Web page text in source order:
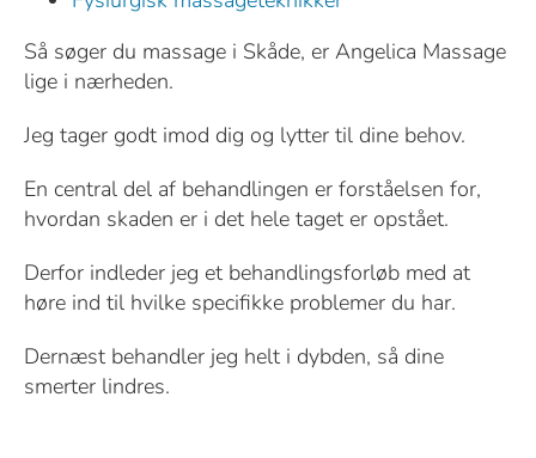
Så søger du massage i Skåde, er Angelica Massage
lige i nærheden.
Jeg tager godt imod dig og lytter til dine behov.
En central del af behandlingen er forståelsen for,
hvordan skaden er i det hele taget er opstået.
Derfor indleder jeg et behandlingsforløb med at
høre ind til hvilke specifikke problemer du har.
Dernæst behandler jeg helt i dybden, så dine
smerter lindres.